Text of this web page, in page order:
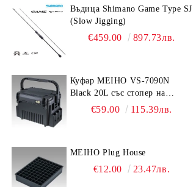
Въдица Shimano Game Type SJ
(Slow Jigging)
€459.00 897.73лв.
Куфар MEIHO VS-7090N
Black 20L със стопер на
дръжката€59.00 115.39лв.
MEIHO Plug House
€12.00 23.47лв.